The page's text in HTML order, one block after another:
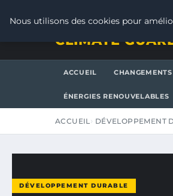
CLIMATE
ACCUEIL
ÉNERGIES RENOUVELABLES
ACCUEIL DÉVELOPPEMENT
DÉVELOPPEMENT DURABLE
Nous utilisons des cookies pour